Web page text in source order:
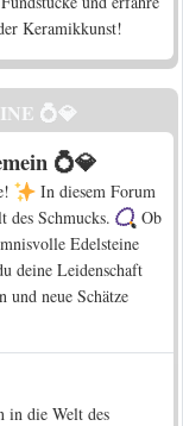
Keramikkunst!
💍💎
💍💎
In diesem Forum
des Schmucks.
Ob
Edelsteine
deine Leidenschaft
und neue Schätze
in die Welt des